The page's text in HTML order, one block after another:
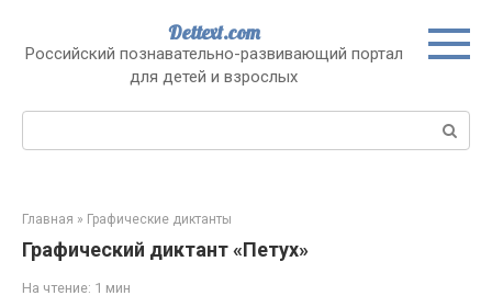
контенту
Dettext.com
Российский познавательно-развивающий портал
для детей и взрослых
Поиск:
Главная » Графические диктанты
Графический диктант «Петух»
На чтение: 1 мин